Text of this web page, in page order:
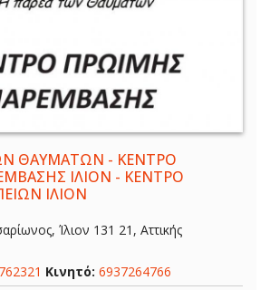
ΘΑΥΜΑΤΩΝ - ΚΕΝΤΡΟ
ΙΛΙΟΝ - ΚΕΝΤΡΟ
ΙΛΙΟΝ
Ίλιον 131 21, Αττικής
Κινητό: 6937264766